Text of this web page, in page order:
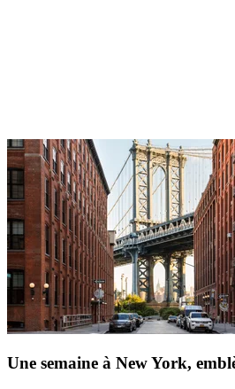
Une semaine à New York,